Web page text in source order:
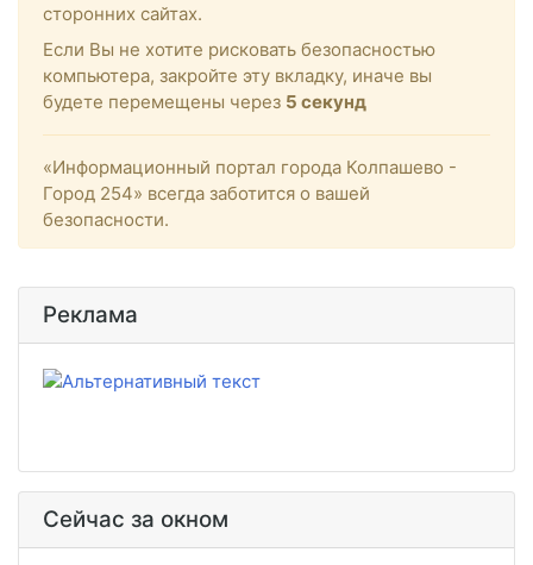
сторонних сайтах.
Если Вы не хотите рисковать безопасностью
компьютера, закройте эту вкладку, иначе вы
будете перемещены через 5 секунд
«Информационный портал города Колпашево -
Город 254» всегда заботится о вашей
безопасности.
Реклама
Сейчас за окном